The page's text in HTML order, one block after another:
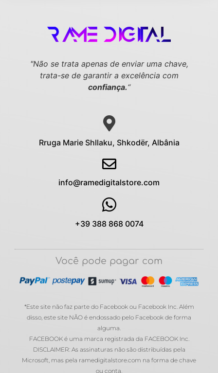
"Não se trata apenas de enviar uma chave,
trata-se de garantir a excelência com
confiança.“
Rruga Marie Shllaku, Shkodër, Albânia
info@ramedigitalstore.com
+39 388 868 0074
Você pode pagar com
*Este site não faz parte do Facebook ou Facebook Inc. Além
disso, este site NÃO é endossado pelo Facebook de forma
alguma.
FACEBOOK é uma marca registrada da FACEBOOK Inc.
DISCLAIMER: As assinaturas não são distribuídas pela
Microsoft, mas pela ramedigitalstore.com na forma de chave
ou conta.